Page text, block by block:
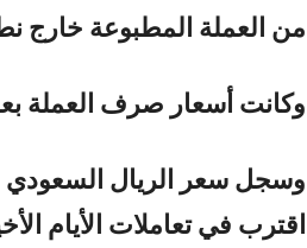
من العملة المطبوعة خارج
وكانت أسعار صرف العملة
اقترب في تعاملات الأيام الأخيرة